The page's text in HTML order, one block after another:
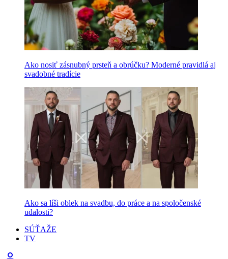
Ako nosiť zásnubný prsteň a obrúčku? Moderné pravidlá aj
svadobné tradície
Ako sa líši oblek na svadbu, do práce a na spoločenské
udalosti?
SÚŤAŽE
TV